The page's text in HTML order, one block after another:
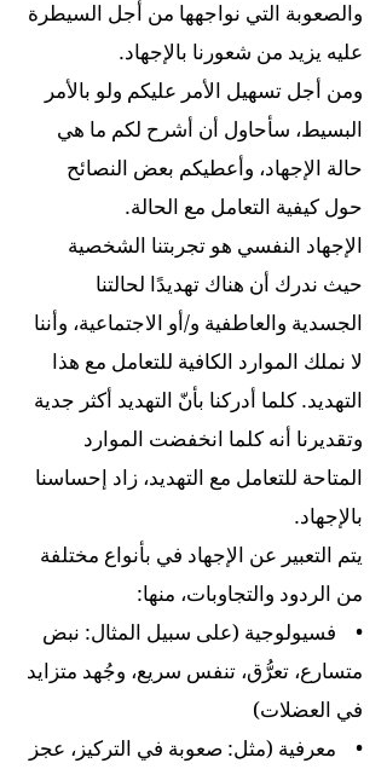
والصعوبة التي نواجهها من أجل السيطرة
عليه يزيد من شعورنا بالإجهاد.
ومن أجل تسهيل الأمر عليكم ولو بالأمر
البسيط، سأحاول أن أشرح لكم ما هي
حالة الإجهاد، وأعطيكم بعض النصائح
حول كيفية التعامل مع الحالة.
الإجهاد النفسي هو تجربتنا الشخصية
حيث ندرك أن هناك تهديدًا لحالتنا
الجسدية والعاطفية و/أو الاجتماعية، وأننا
لا نملك الموارد الكافية للتعامل مع هذا
التهديد. كلما أدركنا بأنّ التهديد أكثر جدية
وتقديرنا أنه كلما انخفضت الموارد
المتاحة للتعامل مع التهديد، زاد إحساسنا
بالإجهاد.
يتم التعبير عن الإجهاد في بأنواع مختلفة
من الردود والتجاوبات، منها:
• فسيولوجية (على سبيل المثال: نبض
متسارع، تعرُّق، تنفس سريع، وجُهد متزايد
في العضلات)
• معرفية (مثل: صعوبة في التركيز، عجز